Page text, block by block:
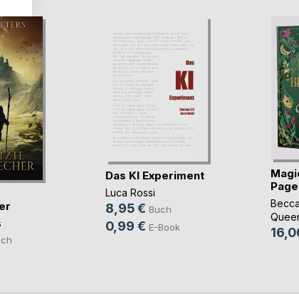
Das KI Experiment
Luca Rossi
8,95 € Buch
0,99 € E-Book